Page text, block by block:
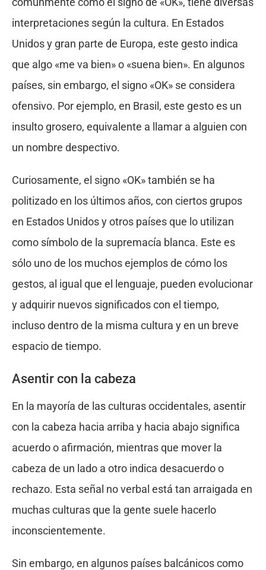
interpretaciones según la cultura. En Estados
Unidos y gran parte de Europa, este gesto indica
que algo «me va bien» o «suena bien». En algunos
países, sin embargo, el signo «OK» se considera
ofensivo. Por ejemplo, en Brasil, este gesto es un
insulto grosero, equivalente a llamar a alguien con
un nombre despectivo.
Curiosamente, el signo «OK» también se ha
politizado en los últimos años, con ciertos grupos
en Estados Unidos y otros países que lo utilizan
como símbolo de la supremacía blanca. Este es
sólo uno de los muchos ejemplos de cómo los
gestos, al igual que el lenguaje, pueden evolucionar
y adquirir nuevos significados con el tiempo,
incluso dentro de la misma cultura y en un breve
espacio de tiempo.
Asentir con la cabeza
En la mayoría de las culturas occidentales, asentir
con la cabeza hacia arriba y hacia abajo significa
acuerdo o afirmación, mientras que mover la
cabeza de un lado a otro indica desacuerdo o
rechazo. Esta señal no verbal está tan arraigada en
muchas culturas que la gente suele hacerlo
inconscientemente.
Sin embargo, en algunos países balcánicos como